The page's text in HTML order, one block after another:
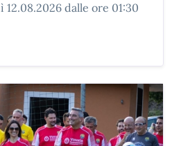
12.08.2026 dalle ore 01:30